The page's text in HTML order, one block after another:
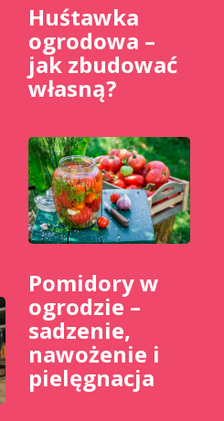
Huśtawka
ogrodowa –
jak zbudować
własną?
Pomidory w
ogrodzie –
sadzenie,
nawożenie i
pielęgnacja